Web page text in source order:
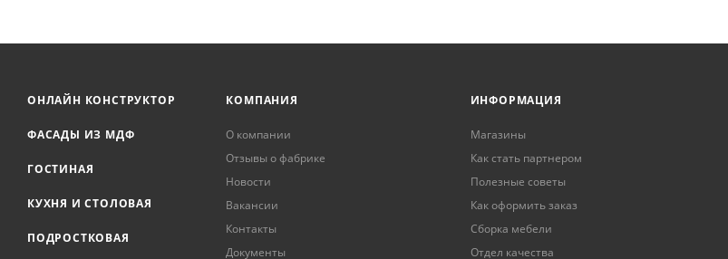
ОНЛАЙН КОНСТРУКТОР
ФАСАДЫ ИЗ МДФ
ГОСТИНАЯ
КУХНЯ И СТОЛОВАЯ
ПОДРОСТКОВАЯ
КОМПАНИЯ
О компании
Отзывы о фабрике
Новости
Вакансии
Контакты
Документы
ИНФОРМАЦИЯ
Магазины
Как стать партнером
Полезные советы
Как оформить заказ
Сборка мебели
Отдел качества